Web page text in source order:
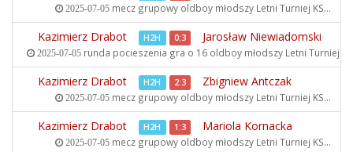
2025-07-05 mecz grupowy oldboy młodszy Letni Turniej KS...
Kazimierz Drabot H2H 0:3 Jarosław Niewiadomski
2025-07-05runda pocieszenia gra o 16 oldboy młodszy Letni Turniej
Kazimierz Drabot H2H 2:3 Zbigniew Antczak
2025-07-05 mecz grupowy oldboy młodszy Letni Turniej KS...
Kazimierz Drabot H2H 1:3 Mariola Kornacka
2025-07-05 mecz grupowy oldboy młodszy Letni Turniej KS...